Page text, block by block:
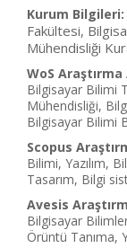
Kurum Bilgileri:
Fakültesi,
Mühendisliği
WoS Araştırma
Bilgisayar Bilimi
Mühendisliği,
Bilgisayar Bilimi
Scopus
Bilimi, Yazılım,
Tasarım, Bilgi
Avesis
Bilgisayar
Örüntü Tanıma,